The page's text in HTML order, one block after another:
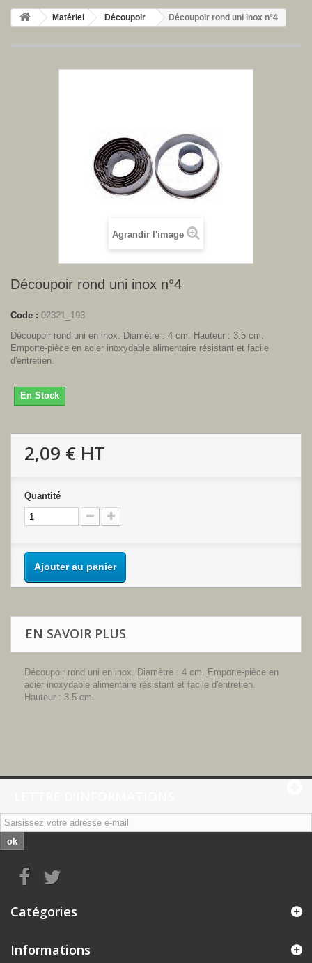
Matériel Découpoir Découpoir rond uni inox n°4
Agrandir l'image
Découpoir rond uni inox n°4
Code : 02321_193
Découpoir rond uni en inox. Diamètre : 4 cm. Hauteur : 3.5 cm.
Emporte-pièce en acier inoxydable alimentaire résistant et facile
d'entretien.
En Stock
2,09 € HT
Quantité
Ajouter au panier
EN SAVOIR PLUS
Découpoir rond uni en inox. Diamètre : 4 cm. Emporte-pièce en
acier inoxydable alimentaire résistant et facile d'entretien.
Hauteur : 3.5 cm.
ok
Catégories
Informations